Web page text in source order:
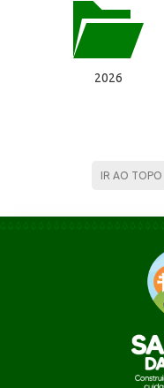
2026
IR AO TOPO